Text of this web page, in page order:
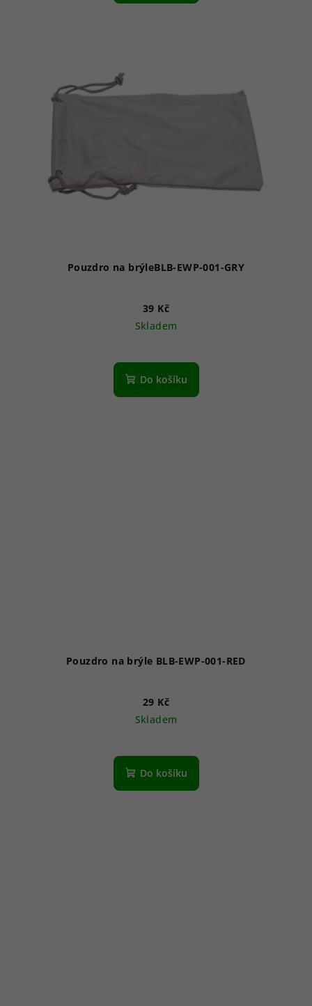
Pouzdro na brýleBLB-EWP-001-GRY
39 Kč
Skladem
Do košíku
Pouzdro na brýle BLB-EWP-001-RED
29 Kč
Skladem
Do košíku